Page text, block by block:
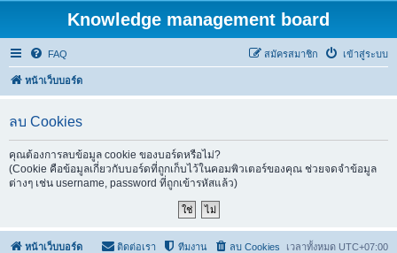
Knowledge management board
FAQ เข้าสู่ระบบ
สมัครสมาชิก
หน้าเว็บบอร์ด
ลบ Cookies
คุณต้องการลบข้อมูล cookie ของบอร์ดหรือไม่?
(Cookie คือข้อมูลเกี่ยวกับบอร์ดที่ถูกเก็บไว้ในคอมพิวเตอร์ของคุณ ช่วยจดจำข้อมูล
ต่างๆ เช่น username, password ที่ถูกเข้ารหัสแล้ว)
หน้าเว็บบอร์ด เวลาทั้งหมด UTC+07:00
ลบ Cookies
ทีมงาน
ติดต่อเรา